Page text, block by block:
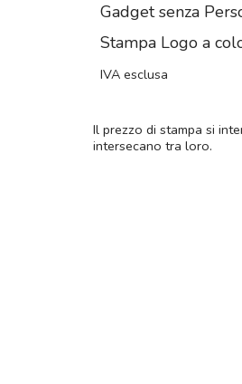
Gadget senza
Stampa Logo a
IVA esclusa
Il prezzo di stampa si
intersecano tra loro.